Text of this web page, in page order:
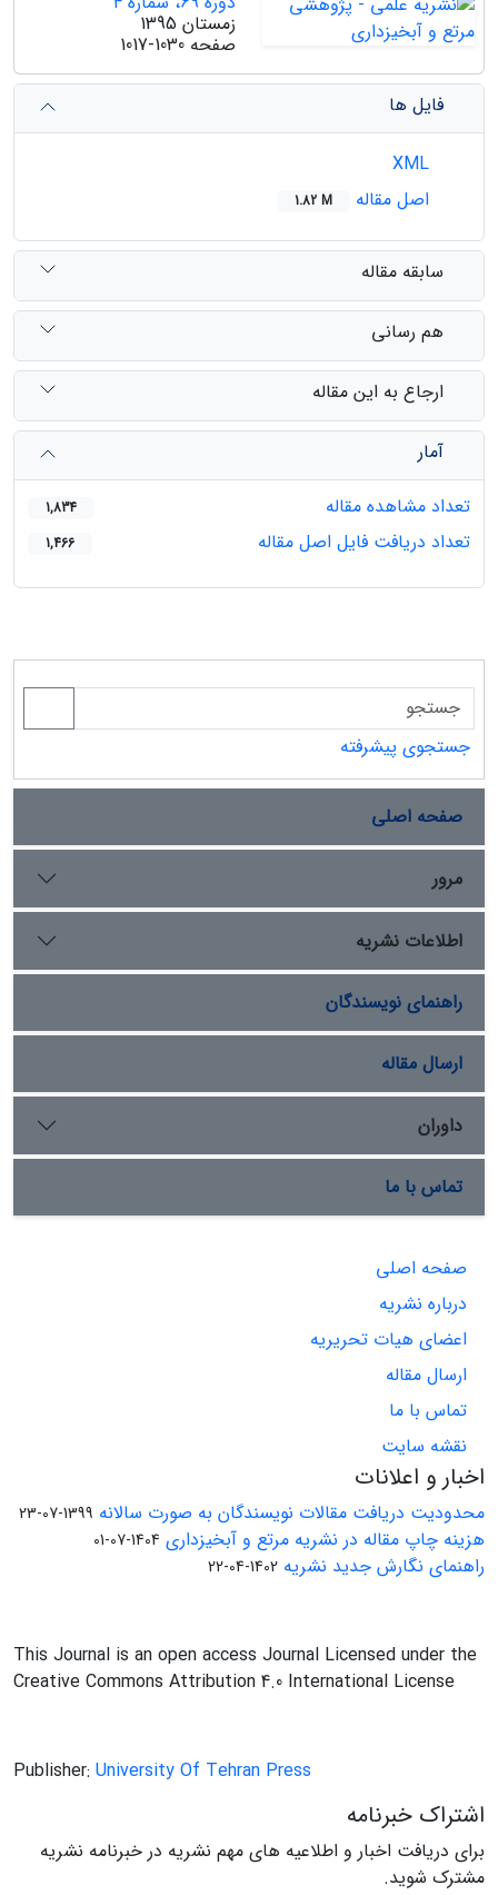
زمستان 1395
صفحه 1017-1030
فایل ها
اصل مقاله
1.82 M
سابقه مقاله
هم رسانی
ارجاع به این مقاله
آمار
تعداد مشاهده مقاله
1,834
تعداد دریافت فایل اصل مقاله 1,466
جستجوی پیشرفته
صفحه اصلی
مرور
اطلاعات نشریه
راهنمای نویسندگان
ارسال مقاله
داوران
تماس با ما
صفحه اصلی
درباره نشریه
اعضای هیات تحریریه
ارسال مقاله
تماس با ما
نقشه سایت
اخبار و اعلانات
محدودیت دریافت مقالات نویسندگان به صورت سالانه 1399-07-23
هزینه چاپ مقاله در نشریه مرتع و آبخیزداری 1404-07-01
راهنمای نگارش جدید نشریه 1402-04-22
This Journal is an open access Journal Licensed under the
Creative Commons Attribution 4.0 International License
Publisher: University Of Tehran Press
اشتراک خبرنامه
برای دریافت اخبار و اطلاعیه های مهم نشریه در خبرنامه نشریه
مشترک شوید.